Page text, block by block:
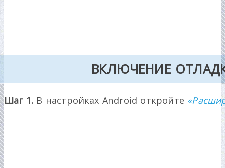
ВКЛЮЧЕНИЕ
Шаг 1. В настройках Android откройте